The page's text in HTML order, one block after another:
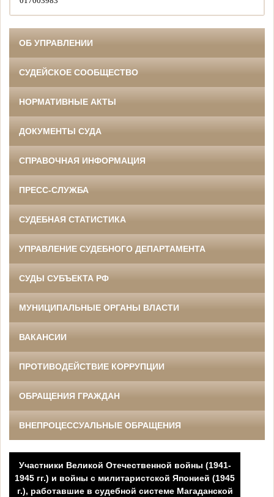
ОБ УПРАВЛЕНИИ
СУДЕЙСКОЕ СООБЩЕСТВО
НОРМАТИВНЫЕ АКТЫ
ДОКУМЕНТЫ СУДА
СПРАВОЧНАЯ ИНФОРМАЦИЯ
ПРЕСС-СЛУЖБА
СУДЕБНАЯ СТАТИСТИКА
УПРАВЛЕНИЕ СУДЕБНОГО ДЕПАРТАМЕНТА
СУДЫ СУБЪЕКТА РФ
МУНИЦИПАЛЬНЫЕ ОРГАНЫ ВЛАСТИ
ВАКАНСИИ
ПРОТИВОДЕЙСТВИЕ КОРРУПЦИИ
ОБРАЩЕНИЯ ГРАЖДАН
ВНЕПРОЦЕССУАЛЬНЫЕ ОБРАЩЕНИЯ
Участники Великой Отечественной войны (1941-
1945 гг.) и войны с милитаристской Японией (1945
г.), работавшие в судебной системе Магаданской